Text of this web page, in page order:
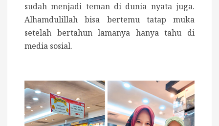
sudah menjadi teman di dunia nyata juga.
Alhamdulillah bisa bertemu tatap muka
setelah bertahun lamanya hanya tahu di
media sosial.